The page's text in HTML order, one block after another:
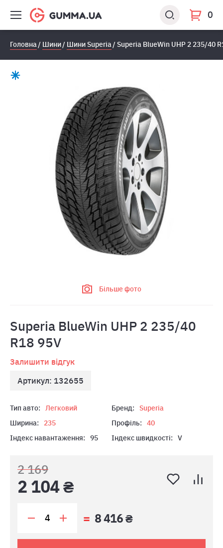
0
Головна Шини Шини Superia Superia BlueWin UHP 2 235/40
Більше фото
Superia BlueWin UHP 2 235/40
R18 95V
Залишити відгук
Артикул: 132655
Тип авто: Легковий Бренд:
Superia
Ширина:
235 Профіль:
40
Індекс навантаження:
95 Індекс швидкості: V
2 169
2 104 ₴
8 416 ₴